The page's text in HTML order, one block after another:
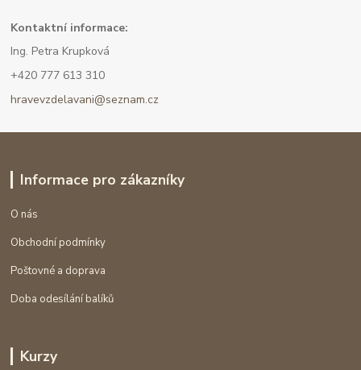
Kontaktní informace:
Ing. Petra Krupková
+420 777 613 310
hravevzdelavani@seznam.cz
Informace pro zákazníky
O nás
Obchodní podmínky
Poštovné a doprava
Doba odesílání balíků
Kurzy